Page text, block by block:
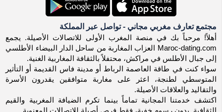
مجتمع تعارف مغربي مجاني - تواصل عبر المملكة
أهلاً! مرحباً بك في منصة المغرب الأولى للاتصالات الأصيلة. يجمع
Maroc-dating.com العزاب المغاربة من ساحل الدار البيضاء الأطلسي
إلى جبال الأطلس في مراكش، محتفلاً بالثقافة المغاربية الغنية.
سواء كنت في طاقة العاصمة الرباط أو مدينة فاس القديمة أو التأثير
المتوسطي لطنجة، اعثر على مغاربة متوافقين يقدرون الأسرة
والتقاليد والعلاقات الأصيلة.
اكتشف خدمتنا المجانية تماماً بينما تكرم الضيافة المغربية والقيم
الثقافية. بدون رسوم خفية، فقط فرص أصيلة للاتصالات المعنوية.